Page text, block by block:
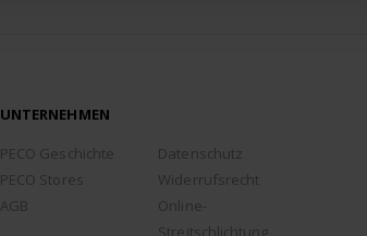
UNTERNEHMEN
PECO Geschichte
PECO Stores
AGB
Datenschutz
Widerrufsrecht
Online-
Streitschlichtung